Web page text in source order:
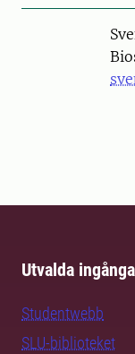
Person
Utvalda
Studentwebb
SLU-biblioteket